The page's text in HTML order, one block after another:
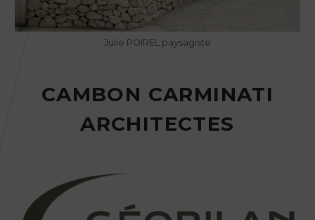
Julie POIREL paysagiste
CAMBON CARMINATI
ARCHITECTES